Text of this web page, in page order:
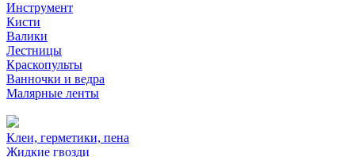
Инструмент
Кисти
Валики
Лестницы
Краскопульты
Ванночки и ведра
Малярные ленты
Клеи, герметики, пена
Жидкие гвозди